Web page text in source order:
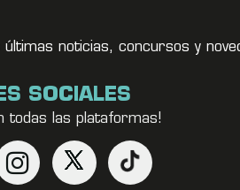
noticias, concursos y
SOCIALES
todas las plataformas!